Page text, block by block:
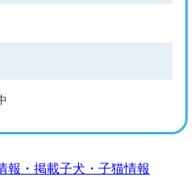
報・掲載子犬・子猫情報